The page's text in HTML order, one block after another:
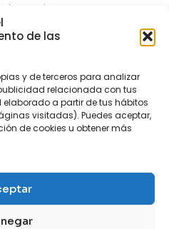
de las
y de terceros para analizar
relacionada con tus
elaborado a partir de tus hábitos
visitadas). Puedes aceptar,
de cookies u obtener más
en Fuengirola
en Torremolinos
en Benalmádena
el Rincón de la Victoria
en Málaga
en Cártama